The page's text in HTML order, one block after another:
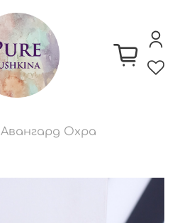
Авангард Охра